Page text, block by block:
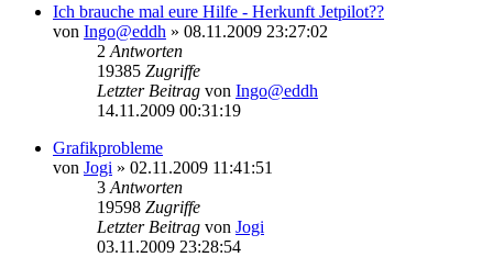
Ich brauche mal eure Hilfe - Herkunft Jetpilot??
von Ingo@eddh » 08.11.2009 23:27:02
2 Antworten
19385 Zugriffe
Letzter Beitrag von Ingo@eddh
14.11.2009 00:31:19
Grafikprobleme
von Jogi » 02.11.2009 11:41:51
3 Antworten
19598 Zugriffe
Letzter Beitrag von Jogi
03.11.2009 23:28:54